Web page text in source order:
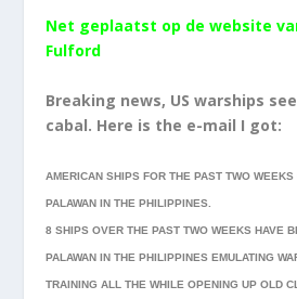
Net geplaatst op de website
Fulford
Breaking news, US warships
cabal. Here is the e-mail I got:
AMERICAN SHIPS FOR THE PAST TWO
PALAWAN IN THE PHILIPPINES.
8 SHIPS OVER THE PAST TWO WEEKS HAVE
PALAWAN IN THE PHILIPPINES EMULATING
TRAINING ALL THE WHILE OPENING UP OLD